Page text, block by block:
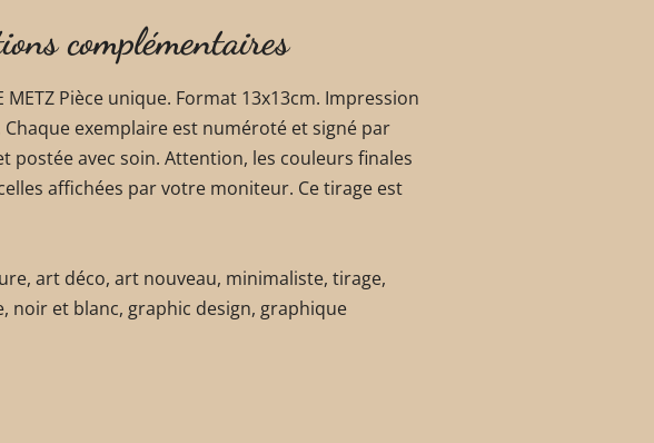
complémentaires
METZ Pièce unique. Format 13x13cm. Impression
exemplaire est numéroté et signé par
postée avec soin. Attention, les couleurs finales
affichées par votre moniteur. Ce tirage est
art déco, art nouveau, minimaliste, tirage,
noir et blanc, graphic design, graphique